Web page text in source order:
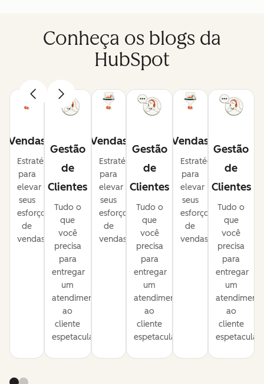
Conheça os blogs da
HubSpot
Vendas
Estratégias
para
elevar
seus
esforços
de
vendas.
Gestão
de
Clientes
Tudo o
que
você
precisa
para
entregar
um
atendimento
ao
cliente
espetacular.
Vendas
Estratégias
para
elevar
seus
esforços
de
vendas.
Gestão
de
Clientes
Tudo o
que
você
precisa
para
entregar
um
atendimento
ao
cliente
espetacular.
Vendas
Estratégias
para
elevar
seus
esforços
de
vendas.
Gestão
de
Clientes
Tudo o
que
você
precisa
para
entregar
um
ao
cliente
espetacular.